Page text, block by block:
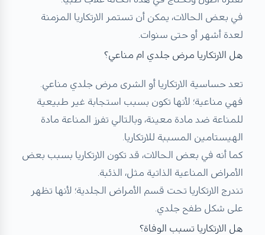
في بعض الحالات، يمكن أن تستمر الارتكاريا المزمنة
لعدة أشهر أو حتى سنوات.
هل الارتكاريا مرض جلدي ام مناعي؟
تعد حساسية الارتكاريا أو الشرى مرض جلدي مناعي.
فهي مناعية؛ لأنها تكون بسبب استجابة غير طبيعية
للمناعة ضد مادة معينة، وبالتالي تفرز المناعة مادة
الهيستامين المسببة للارتكاريا.
كما أنه في بعض الحالات، قد تكون الارتكاريا بسبب بعض
الأمراض المناعية الذاتية مثل، الذئبة.
تندرج الارتكاريا تحت قسم الأمراض الجلدية؛ لأنها تظهر
على شكل طفح جلدي.
هل الارتكاريا تسبب الوفاة؟